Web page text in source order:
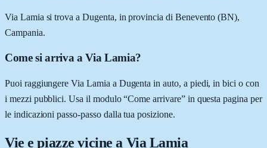
Via Lamia si trova a Dugenta, in provincia di Benevento (BN),
Campania.
Come si arriva a Via Lamia?
Puoi raggiungere Via Lamia a Dugenta in auto, a piedi, in bici o con
i mezzi pubblici. Usa il modulo “Come arrivare” in questa pagina per
le indicazioni passo-passo dalla tua posizione.
Vie e piazze vicine a Via Lamia